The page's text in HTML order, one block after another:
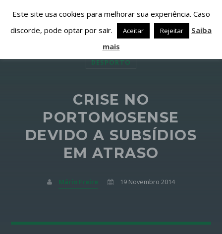
PESQUISAR NESTE WEBSITE:
PARTILHAR ESTA PÁGINA EM:
Twitter
Facebook
DESPORTO
CRISE NO
PORTOMOSENSE
DEVIDO A SUBSÍDIOS
EM ATRASO
Mário Freire 19 Novembro 2014
Este site usa cookies para melhorar sua experiência. Caso
discorde, pode optar por sair.
Aceitar Rejeitar
Saiba
mais